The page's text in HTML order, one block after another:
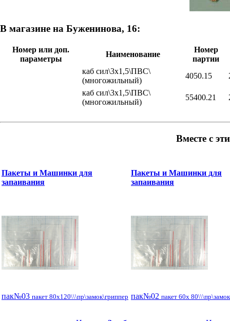
В магазине на Буженинова, 16:
Номер или доп.
параметры
Наименование
Номер
партии
каб сил\3x1,5\ПВС\
(многожильный)
4050.15
каб сил\3x1,5\ПВС\
(многожильный)
55400.21
Вместе с
Пакеты и Машинки для
запаивания
пак№03 пакет 80x120\\\пр\замок\гриппер
Пакеты и Машинки для
запаивания
пак№02 пакет 60x